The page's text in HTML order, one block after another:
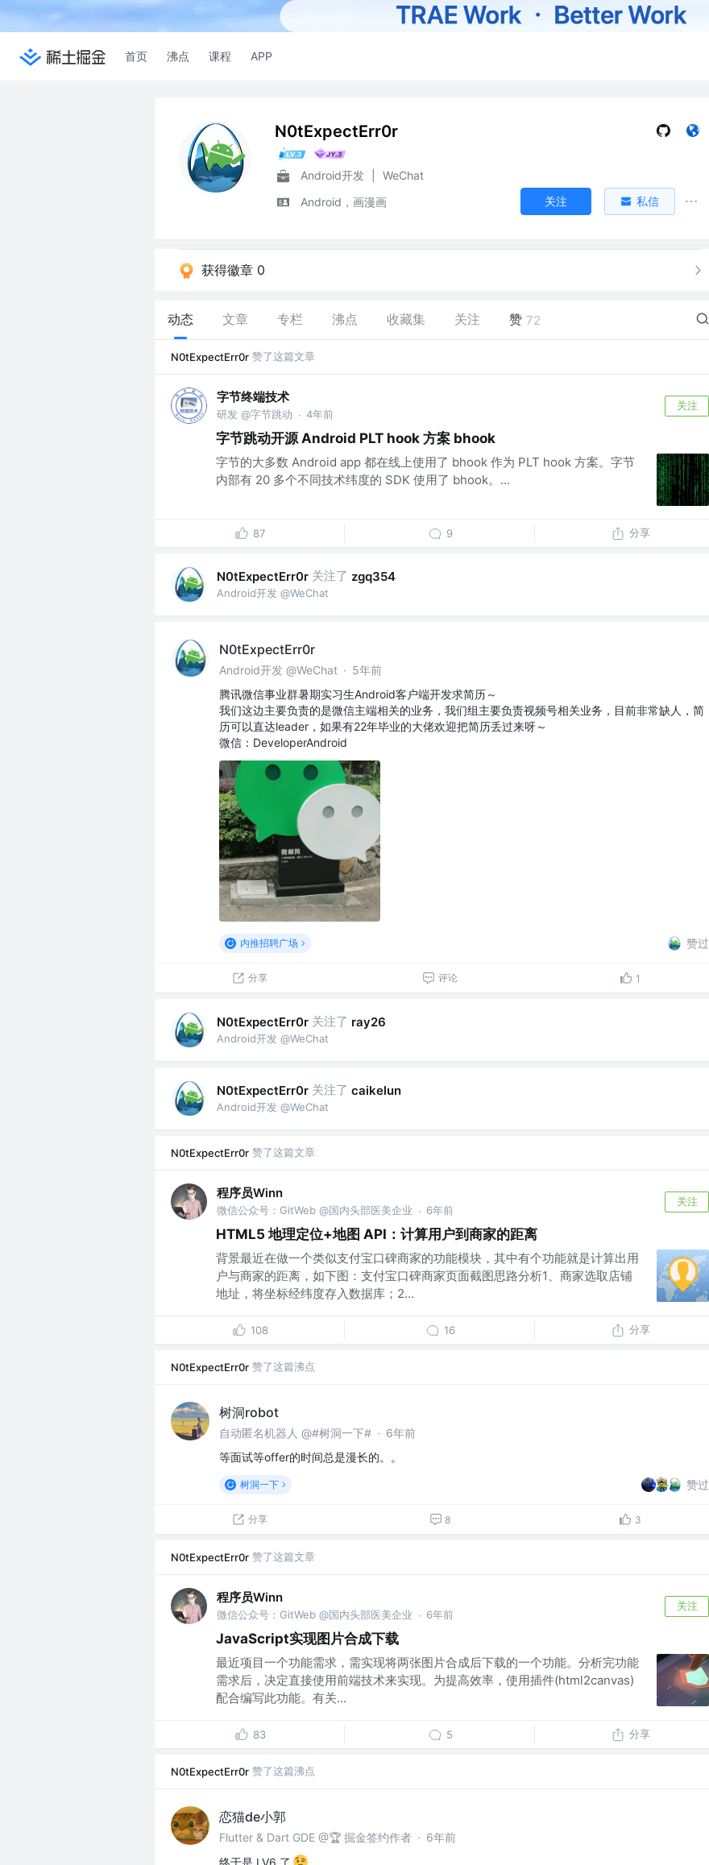
首页 沸点 课程 APP
N0tExpectErr0r
Android开发
WeChat
Android，画漫画
关注 私信
获得徽章 0
动态 文章 专栏 沸点 收藏集 关注 赞 72
N0tExpectErr0r 赞了这篇文章
字节终端技术
研发 @字节跳动 · 4年前
关注
字节跳动开源 Android PLT hook 方案 bhook
字节的大多数 Android app 都在线上使用了 bhook 作为 PLT hook 方案。字节
内部有 20 多个不同技术纬度的 SDK 使用了 bhook。...
87 9 分享
N0tExpectErr0r 关注了 zgq354
Android开发 @WeChat
N0tExpectErr0r
Android开发 @WeChat · 5年前
腾讯微信事业群暑期实习生Android客户端开发求简历～
我们这边主要负责的是微信主端相关的业务，我们组主要负责视频号相关业务，目前非常缺人，简
历可以直达leader，如果有22年毕业的大佬欢迎把简历丢过来呀～
微信：DeveloperAndroid
内推招聘广场 赞过
分享 评论 1
N0tExpectErr0r 关注了 ray26
Android开发 @WeChat
N0tExpectErr0r 关注了 caikelun
Android开发 @WeChat
N0tExpectErr0r 赞了这篇文章
程序员Winn
微信公众号：GitWeb @国内头部医美企业 · 6年前
关注
HTML5 地理定位+地图 API：计算用户到商家的距离
背景最近在做一个类似支付宝口碑商家的功能模块，其中有个功能就是计算出用
户与商家的距离，如下图：支付宝口碑商家页面截图思路分析1、商家选取店铺
地址，将坐标经纬度存入数据库；2...
108 16 分享
N0tExpectErr0r 赞了这篇沸点
树洞robot
自动匿名机器人 @#树洞一下# · 6年前
等面试等offer的时间总是漫长的。。
树洞一下 赞过
分享 8 3
N0tExpectErr0r 赞了这篇文章
程序员Winn
微信公众号：GitWeb @国内头部医美企业 · 6年前
关注
JavaScript实现图片合成下载
最近项目一个功能需求，需实现将两张图片合成后下载的一个功能。分析完功能
需求后，决定直接使用前端技术来实现。为提高效率，使用插件(html2canvas)
配合编写此功能。有关...
83 5 分享
N0tExpectErr0r 赞了这篇沸点
恋猫de小郭
Flutter & Dart GDE @🏆 掘金签约作者 · 6年前